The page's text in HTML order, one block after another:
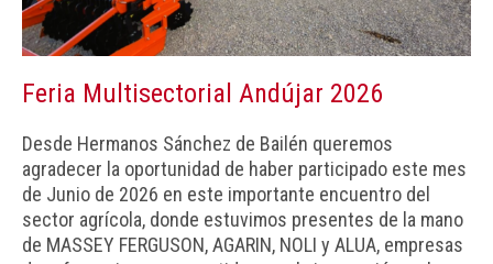
Feria Multisectorial Andújar 2026
Desde Hermanos Sánchez de Bailén queremos
agradecer la oportunidad de haber participado este mes
de Junio de 2026 en este importante encuentro del
sector agrícola, donde estuvimos presentes de la mano
de MASSEY FERGUSON, AGARIN, NOLI y ALUA, empresas